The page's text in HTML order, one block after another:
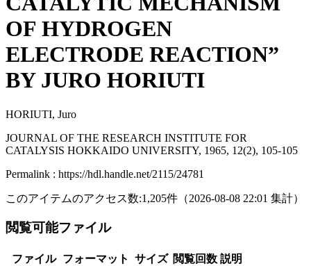
OF HYDROGEN
ELECTRODE REACTION”
BY JURO HORIUTI
HORIUTI, Juro
JOURNAL OF THE RESEARCH INSTITUTE FOR
CATALYSIS HOKKAIDO UNIVERSITY, 1965, 12(2), 105-105
Permalink : https://hdl.handle.net/2115/24781
このアイテムのアクセス数:1,205件 （2026-08-08 22:01 集計）
閲覧可能ファイル
ファイル フォーマット サイズ 閲覧回数 説明